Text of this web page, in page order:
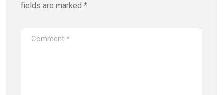
fields are marked *